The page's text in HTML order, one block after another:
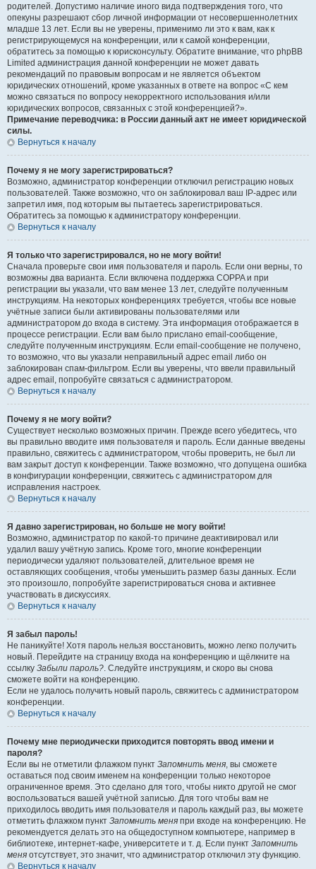
родителей. Допустимо наличие иного вида подтверждения того, что
опекуны разрешают сбор личной информации от несовершеннолетних
младше 13 лет. Если вы не уверены, применимо ли это к вам, как к
регистрирующемуся на конференции, или к самой конференции,
обратитесь за помощью к юрисконсульту. Обратите внимание, что phpBB
Limited администрация данной конференции не может давать
рекомендаций по правовым вопросам и не является объектом
юридических отношений, кроме указанных в ответе на вопрос «С кем
можно связаться по вопросу некорректного использования и/или
юридических вопросов, связанных с этой конференцией?».
Примечание переводчика: в России данный акт не имеет юридической
силы.
Вернуться к началу
Почему я не могу зарегистрироваться?
Возможно, администратор конференции отключил регистрацию новых
пользователей. Также возможно, что он заблокировал ваш IP-адрес или
запретил имя, под которым вы пытаетесь зарегистрироваться.
Обратитесь за помощью к администратору конференции.
Вернуться к началу
Я только что зарегистрировался, но не могу войти!
Сначала проверьте свои имя пользователя и пароль. Если они верны, то
возможны два варианта. Если включена поддержка COPPA и при
регистрации вы указали, что вам менее 13 лет, следуйте полученным
инструкциям. На некоторых конференциях требуется, чтобы все новые
учётные записи были активированы пользователями или
администратором до входа в систему. Эта информация отображается в
процессе регистрации. Если вам было прислано email-сообщение,
следуйте полученным инструкциям. Если email-сообщение не получено,
то возможно, что вы указали неправильный адрес email либо он
заблокирован спам-фильтром. Если вы уверены, что ввели правильный
адрес email, попробуйте связаться с администратором.
Вернуться к началу
Почему я не могу войти?
Существует несколько возможных причин. Прежде всего убедитесь, что
вы правильно вводите имя пользователя и пароль. Если данные введены
правильно, свяжитесь с администратором, чтобы проверить, не был ли
вам закрыт доступ к конференции. Также возможно, что допущена ошибка
в конфигурации конференции, свяжитесь с администратором для
исправления настроек.
Вернуться к началу
Я давно зарегистрирован, но больше не могу войти!
Возможно, администратор по какой-то причине деактивировал или
удалил вашу учётную запись. Кроме того, многие конференции
периодически удаляют пользователей, длительное время не
оставляющих сообщения, чтобы уменьшить размер базы данных. Если
это произошло, попробуйте зарегистрироваться снова и активнее
участвовать в дискуссиях.
Вернуться к началу
Я забыл пароль!
Не паникуйте! Хотя пароль нельзя восстановить, можно легко получить
новый. Перейдите на страницу входа на конференцию и щёлкните на
ссылку Забыли пароль?. Следуйте инструкциям, и скоро вы снова
сможете войти на конференцию.
Если не удалось получить новый пароль, свяжитесь с администратором
конференции.
Вернуться к началу
Почему мне периодически приходится повторять ввод имени и
пароля?
Если вы не отметили флажком пункт Запомнить меня, вы сможете
оставаться под своим именем на конференции только некоторое
ограниченное время. Это сделано для того, чтобы никто другой не смог
воспользоваться вашей учётной записью. Для того чтобы вам не
приходилось вводить имя пользователя и пароль каждый раз, вы можете
отметить флажком пункт Запомнить меня при входе на конференцию. Не
рекомендуется делать это на общедоступном компьютере, например в
библиотеке, интернет-кафе, университете и т. д. Если пункт Запомнить
меня отсутствует, это значит, что администратор отключил эту функцию.
Вернуться к началу